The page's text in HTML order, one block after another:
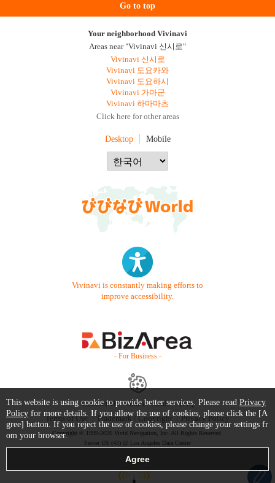
Go to top
Your neighborhood Vivinavi
Areas near "Vivinavi 신시로"
Vivinavi 신시로
Vivinavi 도요카와
Vivinavi 도요하시
Vivinavi 가마군
Vivinavi 하마마츠
Click here for other areas
Desktop Mobile
Vivinavi is constantly making efforts to
improve accessibility.
- For Business -
Contact Us Starter Guide
FAQ
Terms of Use
Trademark / Copyright Privacy Policy
Copyright © 1999-2026 Vivid Navigation, Inc. All Rights Reserved.
Server US (43) @ Los Angeles Data Center
This website is using cookie to provide better services. Please read Privacy
Policy for more details. If you allow the use of cookies, please click the [A
gree] button. If you reject the use of cookies, please change your settings fr
om your browser.